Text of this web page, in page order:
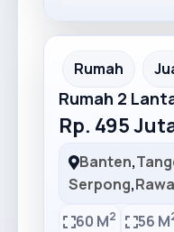
Rumah
Rumah 2
Rp. 495
Banten,
Serpong,
60 M2 56 M